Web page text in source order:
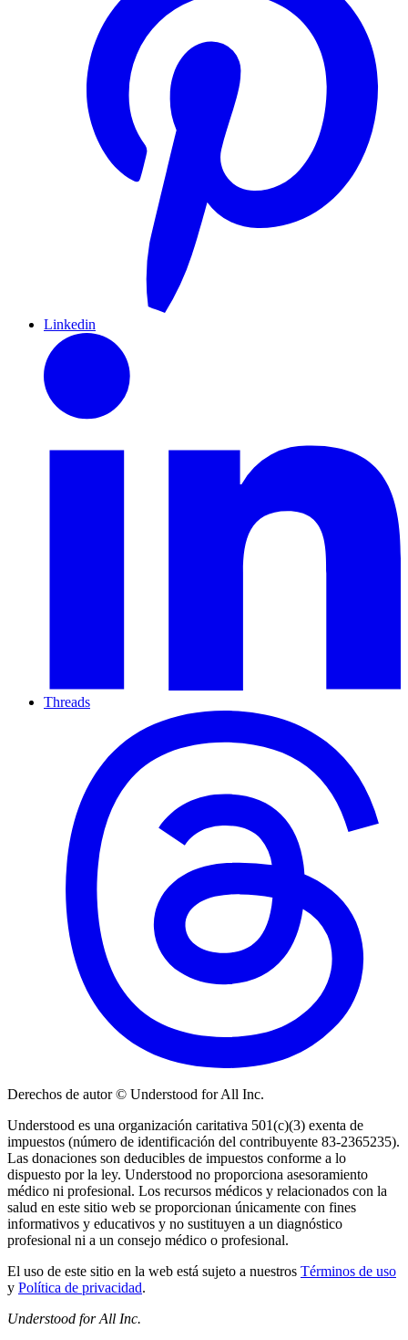
Linkedin
Threads
Derechos de autor © Understood for All Inc.
Understood es una organización caritativa 501(c)(3) exenta de
impuestos (número de identificación del contribuyente 83-2365235).
Las donaciones son deducibles de impuestos conforme a lo
dispuesto por la ley. Understood no proporciona asesoramiento
médico ni profesional. Los recursos médicos y relacionados con la
salud en este sitio web se proporcionan únicamente con fines
informativos y educativos y no sustituyen a un diagnóstico
profesional ni a un consejo médico o profesional.
El uso de este sitio en la web está sujeto a nuestros Términos de uso
y Política de privacidad.
Understood for All Inc.